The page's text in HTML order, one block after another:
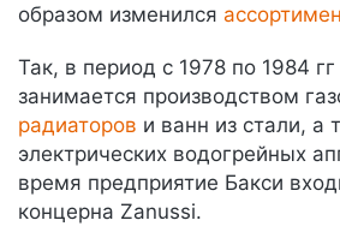
образом изменился
Так, в период с 1978 по 1984 гг
занимается производством
радиаторов и ванн из стали, а
электрических водогрейных
время предприятие Бакси
концерна Zanussi.